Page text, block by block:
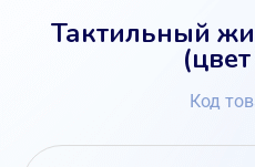
Тактильный
Код